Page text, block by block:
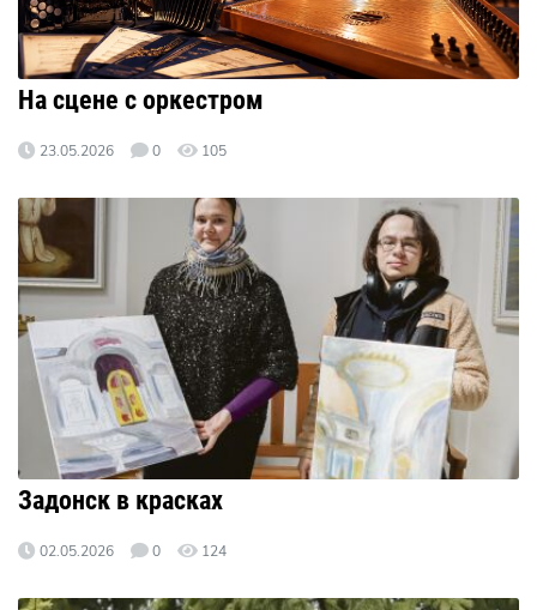
На сцене с оркестром
23.05.2026 0 105
Задонск в красках
02.05.2026 0 124